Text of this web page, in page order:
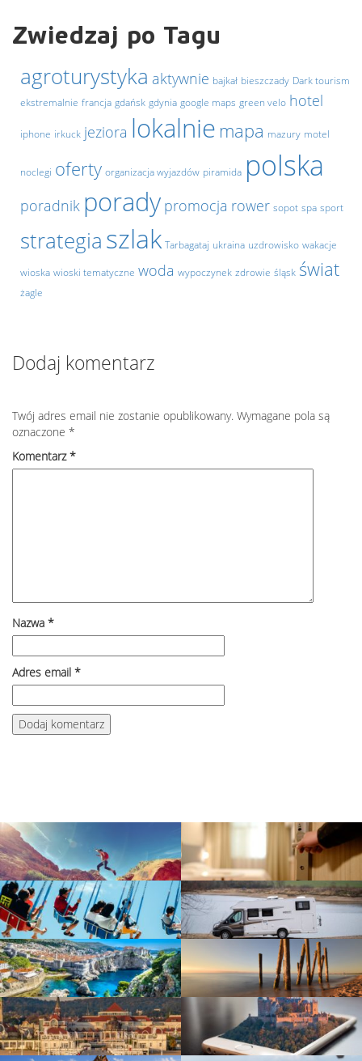
Zwiedzaj po Tagu
agroturystyka aktywnie bajkał bieszczady Dark tourism
ekstremalnie francja gdańsk gdynia google maps green velo hotel
iphone irkuck jeziora lokalnie mapa mazury motel
noclegi oferty organizacja wyjazdów piramida polska
poradnik porady promocja rower sopot spa sport
strategia szlak Tarbagataj ukraina uzdrowisko wakacje
wioska wioski tematyczne woda wypoczynek zdrowie śląsk świat
żagle
Dodaj komentarz
Twój adres email nie zostanie opublikowany. Wymagane pola są
oznaczone *
Komentarz*
Nazwa *
Adres email *